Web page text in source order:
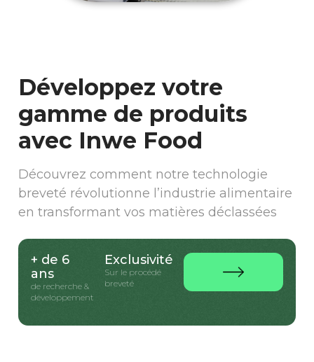
Développez votre
gamme de produits
avec Inwe Food
Découvrez comment notre technologie
breveté révolutionne l’industrie alimentaire
en transformant vos matières déclassées
+ de 6
ans
de recherche &
développement
Exclusivité
Sur le procédé
breveté